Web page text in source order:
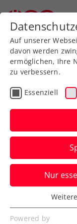
News filtern
Auf unserer
davon werden
ermöglichen, Ihre
zu verbessern.
Essenziell
Nur
Essenziell
Essenzielle
Powered by